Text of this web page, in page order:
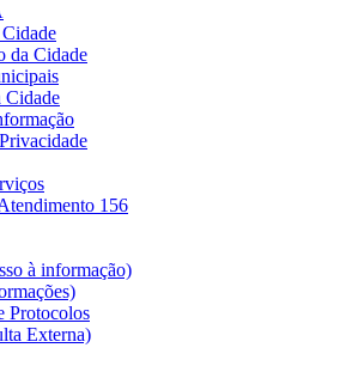
da Cidade
Cidade
156
à informação)
Protocolos
Externa)